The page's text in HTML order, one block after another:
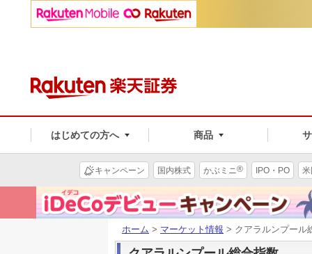
はじめての方へ 商品
キャンペーン 国内株式 かぶミニ® IPO・PO
ホーム > マーケット情報 > クアラルンプール